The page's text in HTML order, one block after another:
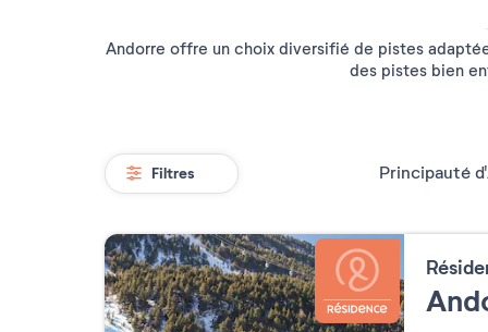
Andorre offre un choix diversifié de pistes
des pistes bien
Principauté
Filtres